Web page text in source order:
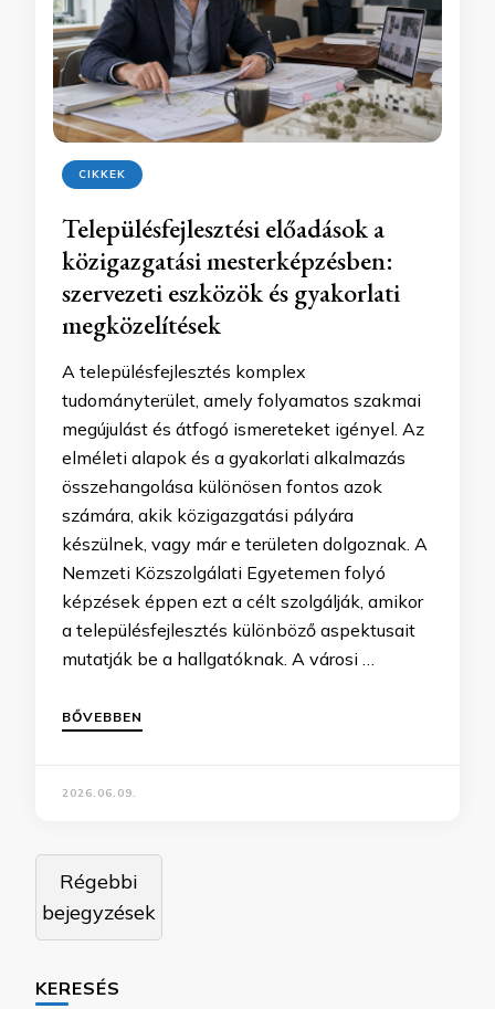
CIKKEK
Településfejlesztési előadások a
közigazgatási mesterképzésben:
szervezeti eszközök és gyakorlati
megközelítések
A településfejlesztés komplex
tudományterület, amely folyamatos szakmai
megújulást és átfogó ismereteket igényel. Az
elméleti alapok és a gyakorlati alkalmazás
összehangolása különösen fontos azok
számára, akik közigazgatási pályára
készülnek, vagy már e területen dolgoznak. A
Nemzeti Közszolgálati Egyetemen folyó
képzések éppen ezt a célt szolgálják, amikor
a településfejlesztés különböző aspektusait
mutatják be a hallgatóknak. A városi …
BŐVEBBEN
2026.06.09.
Bejegyzés
navigáció
Régebbi
bejegyzések
KERESÉS